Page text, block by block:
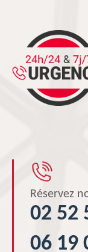
Réservez
02 52
06 19